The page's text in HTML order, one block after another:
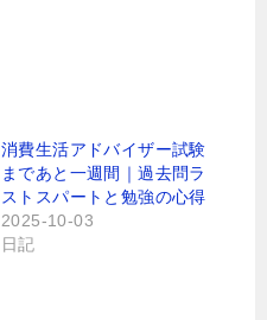
消費生活アドバイザー試験
まであと一週間｜過去問ラ
ストスパートと勉強の心得
2025-10-03
日記